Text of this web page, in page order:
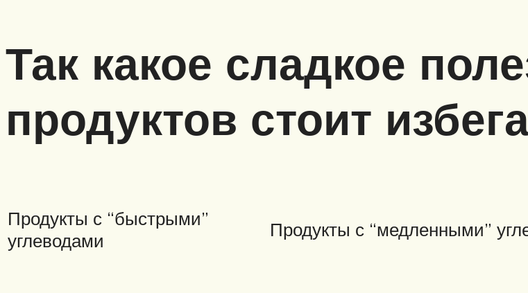
Так какое сладкое
продуктов стоит
Продукты с “быстрыми”
углеводами
Продукты с “медленными”